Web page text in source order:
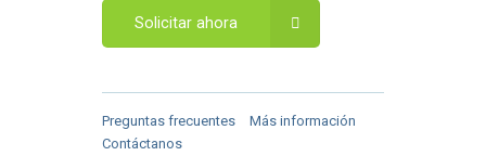
Solicitar ahora
Preguntas frecuentes
Más información
Contáctanos